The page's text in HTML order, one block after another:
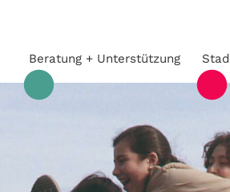
Beratung + Unterstützung